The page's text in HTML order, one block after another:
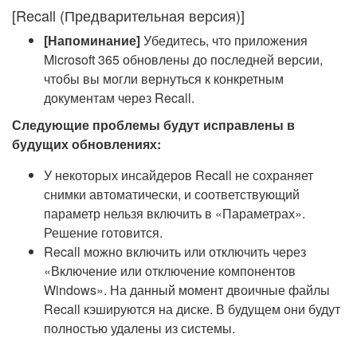
[Recall (Предварительная версия)]
[Напоминание]Убедитесь, что приложения
Microsoft 365 обновлены до последней версии,
чтобы вы могли вернуться к конкретным
документам через Recall.
Следующие проблемы будут исправлены в
будущих обновлениях:
У некоторых инсайдеров Recall не сохраняет
снимки автоматически, и соответствующий
параметр нельзя включить в «Параметрах».
Решение готовится.
Recall можно включить или отключить через
«Включение или отключение компонентов
Windows». На данный момент двоичные файлы
Recall кэшируются на диске. В будущем они будут
полностью удалены из системы.